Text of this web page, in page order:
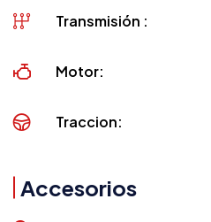
Transmisión :
Motor:
Traccion:
Accesorios